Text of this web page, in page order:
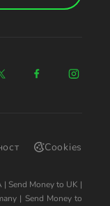
Cookies
| Send Money to UK |
| Send Money to